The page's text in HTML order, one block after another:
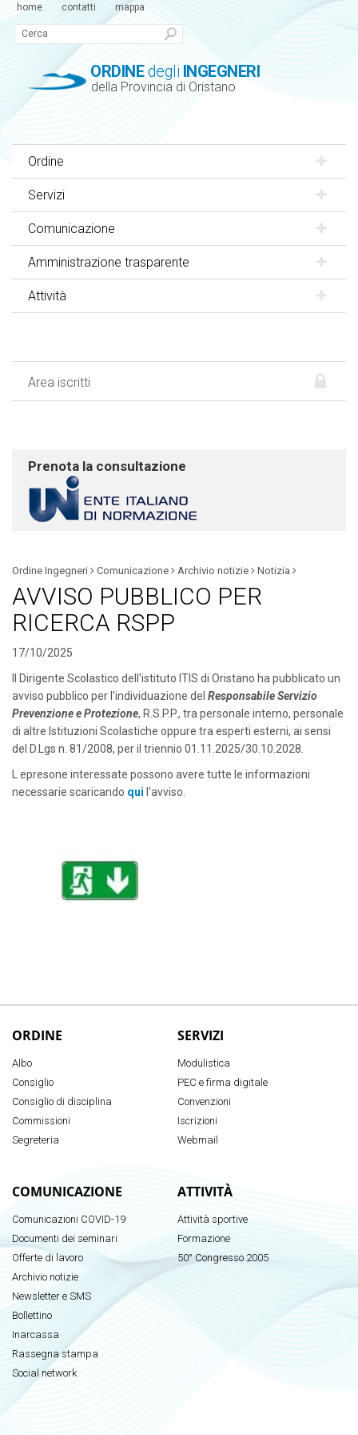
ORDINEdegli INGEGNERI
della Provincia di Oristano
home contatti mappa
Ordine
Servizi
Comunicazione
Amministrazione trasparente
Attività
Area iscritti
Prenota la consultazione
Ordine Ingegneri Comunicazione Archivio notizie Notizia
AVVISO PUBBLICO PER
RICERCA RSPP
17/10/2025
Il Dirigente Scolastico dell'istituto ITIS di Oristano ha pubblicato un
avviso pubblico per l’individuazione del Responsabile Servizio
Prevenzione e Protezione, R.S.P.P., tra personale interno, personale
di altre Istituzioni Scolastiche oppure tra esperti esterni, ai sensi
del D.Lgs n. 81/2008, per il triennio 01.11.2025/30.10.2028.
L epresone interessate possono avere tutte le informazioni
necessarie scaricando qui l'avviso.
ORDINE
Albo
Consiglio
Consiglio di disciplina
Commissioni
Segreteria
SERVIZI
Modulistica
PEC e firma digitale
Convenzioni
Iscrizioni
Webmail
COMUNICAZIONE
Comunicazioni COVID-19
Documenti dei seminari
Offerte di lavoro
Archivio notizie
Newsletter e SMS
Bollettino
Inarcassa
Rassegna stampa
Social network
ATTIVITÀ
Attività sportive
Formazione
50° Congresso 2005